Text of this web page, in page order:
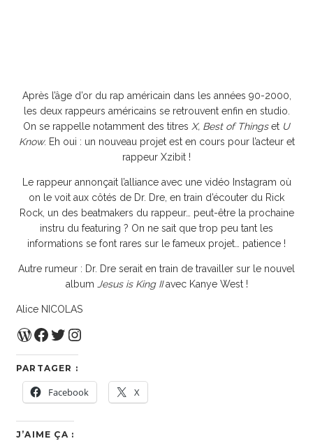
Après l’âge d’or du rap américain dans les années 90-2000,
les deux rappeurs américains se retrouvent enfin en studio.
On se rappelle notamment des titres X, Best of Thingset U
Know. Eh oui : un nouveau projet est en cours pour l’acteur et
rappeur Xzibit !
Le rappeur annonçait l’alliance avec une vidéo Instagram où
on le voit aux côtés de Dr. Dre, en train d’écouter du Rick
Rock, un des beatmakers du rappeur… peut-être la prochaine
instru du featuring ? On ne sait que trop peu tant les
informations se font rares sur le fameux projet… patience !
Autre rumeur : Dr. Dre serait en train de travailler sur le nouvel
album Jesus is King IIavec Kanye West !
Alice NICOLAS
WordPress
Facebook
Twitter
Instagram
PARTAGER :
Facebook X
J’AIME ÇA :